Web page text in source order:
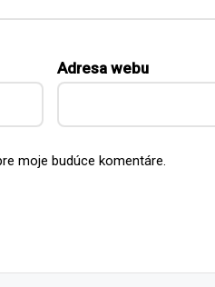
Adresa webu
moje budúce komentáre.